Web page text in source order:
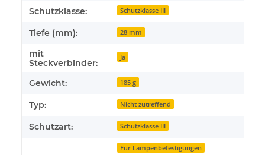
Schutzklasse: Schutzklasse III
Tiefe (mm): 28 mm
mit
Steckverbinder:
Ja
Gewicht: 185 g
Typ: Nicht zutreffend
Schutzart: Schutzklasse III
Für Lampenbefestigungen